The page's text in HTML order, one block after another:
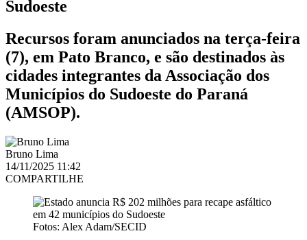
Sudoeste
Recursos foram anunciados na terça-feira
(7), em Pato Branco, e são destinados às
cidades integrantes da Associação dos
Municípios do Sudoeste do Paraná
(AMSOP).
Bruno Lima
14/11/2025 11:42
COMPARTILHE
Fotos: Alex Adam/SECID